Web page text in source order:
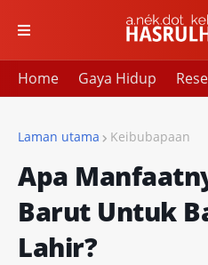
Home Gaya Hidup
Laman utama Keibubapaan
Apa
Barut Untuk
Lahir?